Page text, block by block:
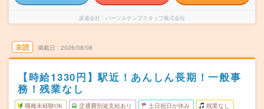
派遣会社 パーソルテンプスタッフ株式会社
未読 掲載日 2026/08/08
【時給1330円】駅近！あんしん長期！一般事
務！残業なし
職種未経験OK 交通費別途支給あり 土日祝日が休み 残業なし